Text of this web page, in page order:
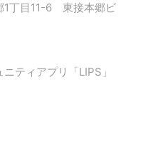
1丁目11-6 東接本郷ビ
ティアプリ「LIPS」